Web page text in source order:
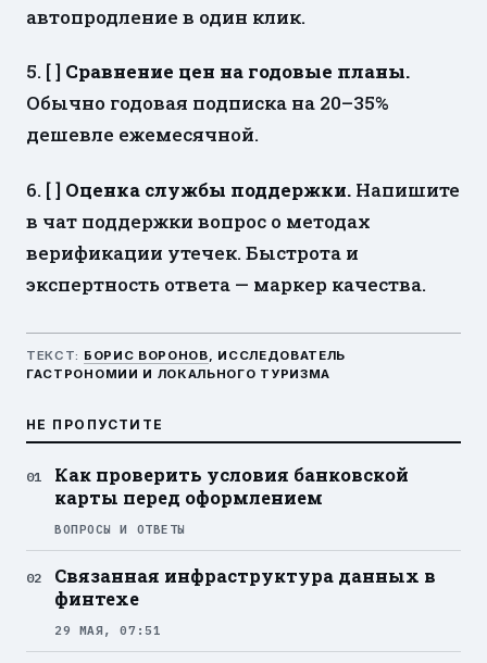
автопродление в один клик.
5. [ ] Сравнение цен на годовые планы.
Обычно годовая подписка на 20–35%
дешевле ежемесячной.
6. [ ] Оценка службы поддержки. Напишите
в чат поддержки вопрос о методах
верификации утечек. Быстрота и
экспертность ответа — маркер качества.
ТЕКСТ: БОРИС ВОРОНОВ , ИССЛЕДОВАТЕЛЬ
ГАСТРОНОМИИ И ЛОКАЛЬНОГО ТУРИЗМА
НЕ ПРОПУСТИТЕ
Как проверить условия банковской
карты перед оформлением
ВОПРОСЫ И ОТВЕТЫ
Связанная инфраструктура данных в
финтехе
29 МАЯ, 07:51